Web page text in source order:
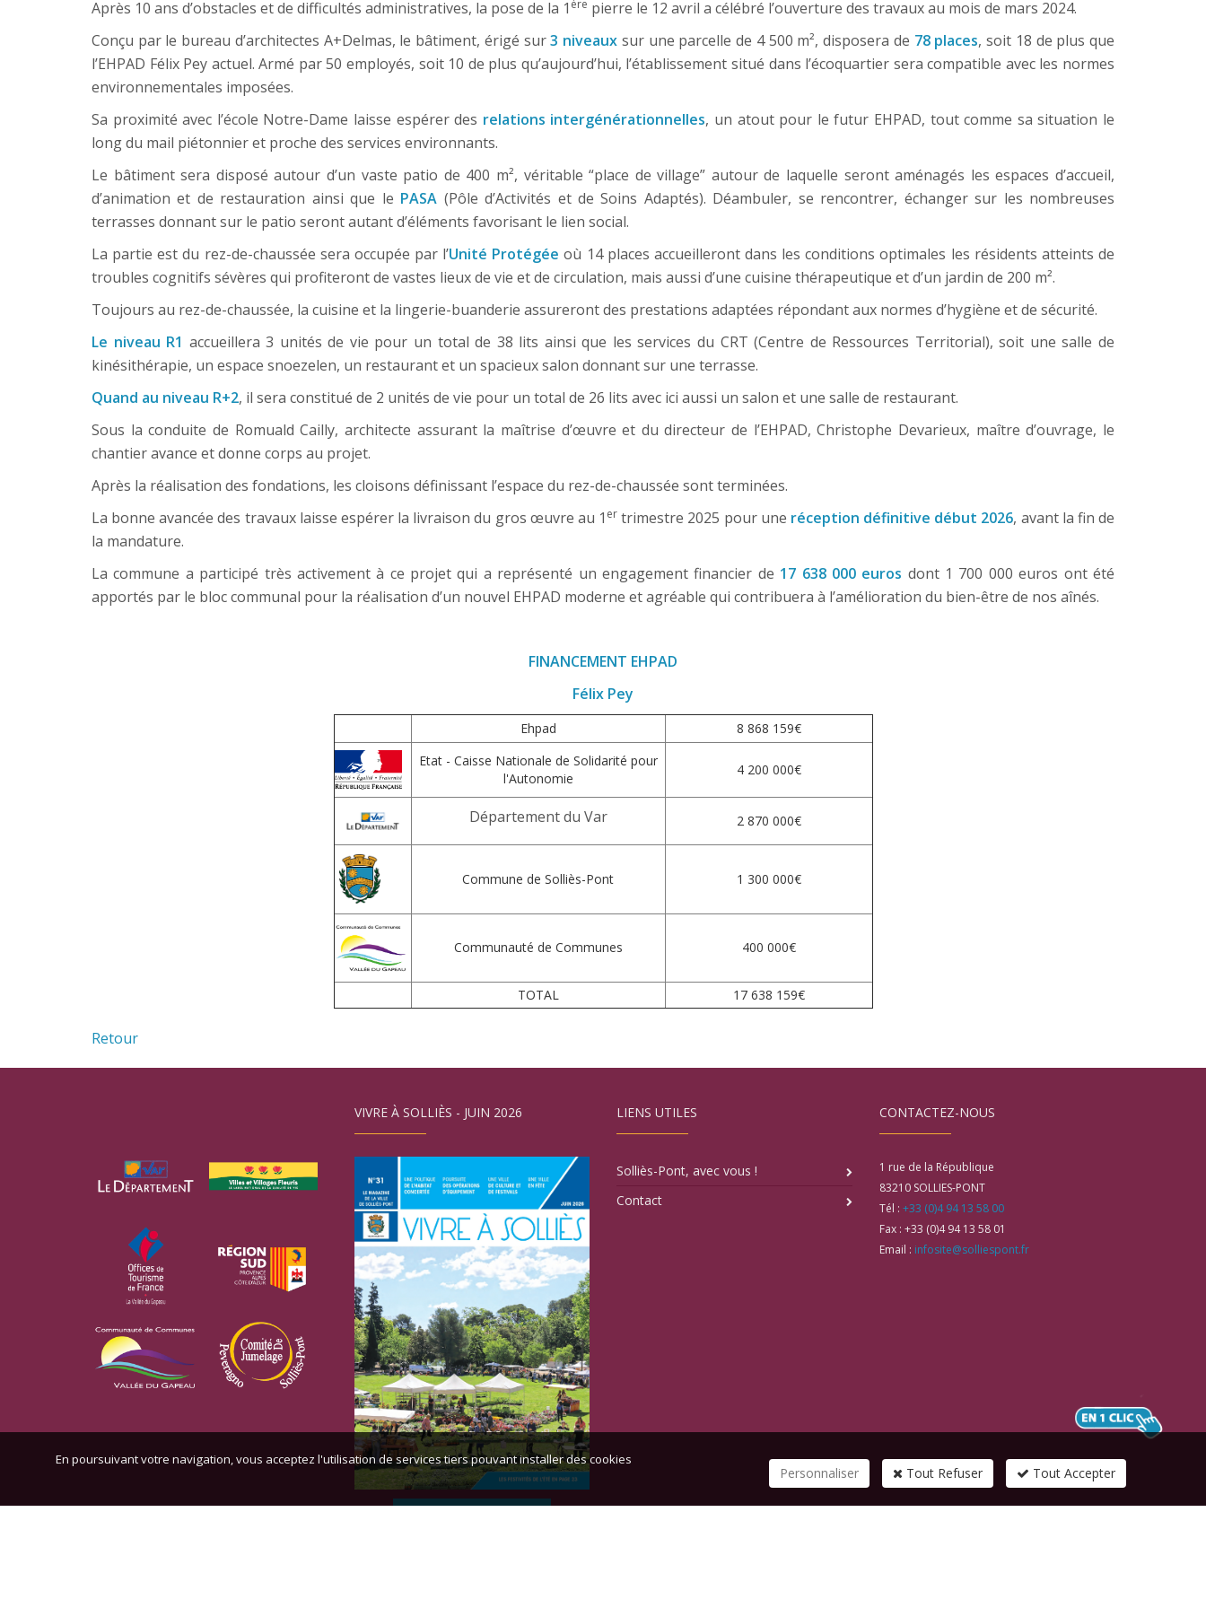
Après 10 ans d’obstacles et de difficultés administratives, la pose de la 1 ère pierre le 12 avril a célébré l’ouverture des travaux au mois de mars 2024.
Conçu par le bureau d’architectes A+Delmas, le bâtiment, érigé sur3 niveaux sur une parcelle de 4 500 m², disposera de 78 places, soit 18 de plus que
l’EHPAD Félix Pey actuel. Armé par 50 employés, soit 10 de plus qu’aujourd’hui, l’établissement situé dans l’écoquartier sera compatible avec les normes
environnementales imposées.
Sa proximité avec l’école Notre-Dame laisse espérer des relations intergénérationnelles, un atout pour le futur EHPAD, tout comme sa situation le
long du mail piétonnier et proche des services environnants.
Le bâtiment sera disposé autour d’un vaste patio de 400 m², véritable “place de village” autour de laquelle seront aménagés les espaces d’accueil,
d’animation et de restauration ainsi que le PASA (Pôle d’Activités et de Soins Adaptés). Déambuler, se rencontrer, échanger sur les nombreuses
terrasses donnant sur le patio seront autant d’éléments favorisant le lien social.
La partie est du rez-de-chaussée sera occupée par l’Unité Protégée où 14 places accueilleront dans les conditions optimales les résidents atteints de
troubles cognitifs sévères qui profiteront de vastes lieux de vie et de circulation, mais aussi d’une cuisine thérapeutique et d’un jardin de 200 m².
Toujours au rez-de-chaussée, la cuisine et la lingerie-buanderie assureront des prestations adaptées répondant aux normes d’hygiène et de sécurité.
Le niveau R1 accueillera 3 unités de vie pour un total de 38 lits ainsi que les services du CRT (Centre de Ressources Territorial), soit une salle de
kinésithérapie, un espace snoezelen, un restaurant et un spacieux salon donnant sur une terrasse.
Quand au niveau R+2, il sera constitué de 2 unités de vie pour un total de 26 lits avec ici aussi un salon et une salle de restaurant.
Sous la conduite de Romuald Cailly, architecte assurant la maîtrise d’œuvre et du directeur de l’EHPAD, Christophe Devarieux, maître d’ouvrage, le
chantier avance et donne corps au projet.
Après la réalisation des fondations, les cloisons définissant l’espace du rez-de-chaussée sont terminées.
La bonne avancée des travaux laisse espérer la livraison du gros œuvre au 1 er trimestre 2025 pour une réception définitive début 2026, avant la fin de
la mandature.
La commune a participé très activement à ce projet qui a représenté un engagement financier de 17 638 000 euros dont 1 700 000 euros ont été
apportés par le bloc communal pour la réalisation d’un nouvel EHPAD moderne et agréable qui contribuera à l’amélioration du bien-être de nos aînés.
FINANCEMENT EHPAD
Félix Pey
Ehpad
8 868 159€
Etat - Caisse Nationale de Solidarité pour
l'Autonomie
4 200 000€
Département du Var 2 870 000€
Commune de Solliès-Pont 1 300 000€
Communauté de Communes 400 000€
TOTAL 17 638 159€
Retour
VIVRE À SOLLIÈS - JUIN 2026
TOUS LES BULLETINS
LIENS UTILES
Solliès-Pont, avec vous !
Contact
CONTACTEZ-NOUS
1 rue de la République
83210 SOLLIES-PONT
Tél : +33 (0)4 94 13 58 00
Fax : +33 (0)4 94 13 58 01
Email : infosite@solliespont.fr
En poursuivant votre navigation, vous acceptez l'utilisation de services tiers pouvant installer des cookies
Personnaliser Tout Refuser Tout Accepter